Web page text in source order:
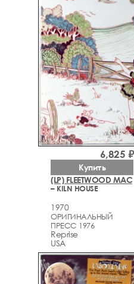
(LP) FLEETWOOD MAC
– KILN HOUSE
1970
ОРИГИНАЛЬНЫЙ
ПРЕСС 1976
Reprise
USA
6,825 ₽
Купить